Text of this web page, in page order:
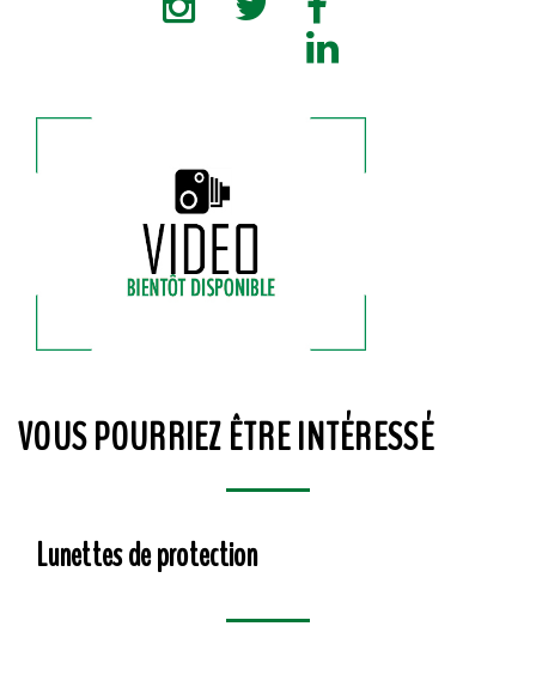
VOUS POURRIEZ ÊTRE INTÉRESSÉ
Lunettes de protection